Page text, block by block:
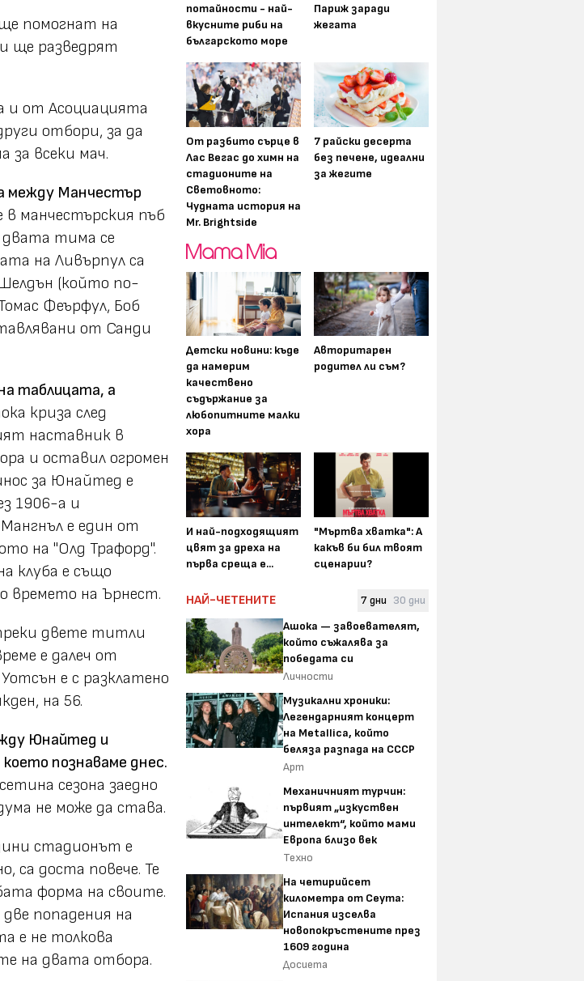
помогнат на
ще разведрят
и от Асоциацията
отбори, за да
за всеки мач.
между Манчестър
в манчестърския пъб
тима се
на Ливърпул са
(който по-
Феърфул, Боб
от Санди
таблицата, а
криза след
наставник в
и оставил огромен
за Юнайтед е
1906-а и
е един от
на "Олд Трафорд".
клуба е също
времето на Ърнест.
двете титли
е далеч от
е с разклатено
на 56.
Юнайтед и
познаваме днес.
сезона заедно
не може да става.
стадионът е
са доста повече. Те
форма на своите.
попадения на
е не толкова
на двата отбора.
потайности - най-
вкусните риби на
българското море
Париж заради
жегата
От разбито сърце в
Лас Вегас до химн на
стадионите на
Световното:
Чудната история на
Mr. Brightside
7 райски десерта
без печене, идеални
за жегите
Детски новини: къде
да намерим
качествено
съдържание за
любопитните малки
хора
Авторитарен
родител ли съм?
И най-подходящият
цвят за дреха на
първа среща е...
"Мъртва хватка": А
какъв би бил твоят
сценарии?
НАЙ-ЧЕТЕНИТЕ 7 дни 30 дни
Ашока — завоевателят,
който съжалява за
победата си
Личности
Музикални хроники:
Легендарният концерт
на Metallica, който
беляза разпада на СССР
Арт
Механичният турчин:
първият „изкуствен
интелект“, който мами
Европа близо век
Техно
На четирийсет
километра от Сеута:
Испания изселва
новопокръстените през
1609 година
Досиета